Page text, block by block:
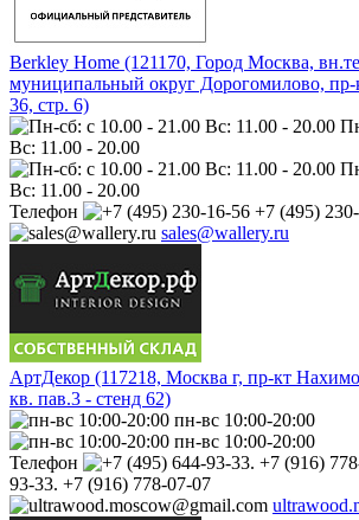
Berkley Home (121170, Город Москва,
муниципальный округ Дорогомилово, пр-
36, стр. 6)
Вс: 11.00 - 20.00
Вс: 11.00 - 20.00
Телефон
+7 (495)
sales@wallery.ru
АртДекор (117218, Москва г, пр-кт
кв. пав.3 - стенд 62)
пн-вс 10:00-20:00
пн-вс 10:00-20:00
Телефон
93-33. +7 (916) 778-07-07